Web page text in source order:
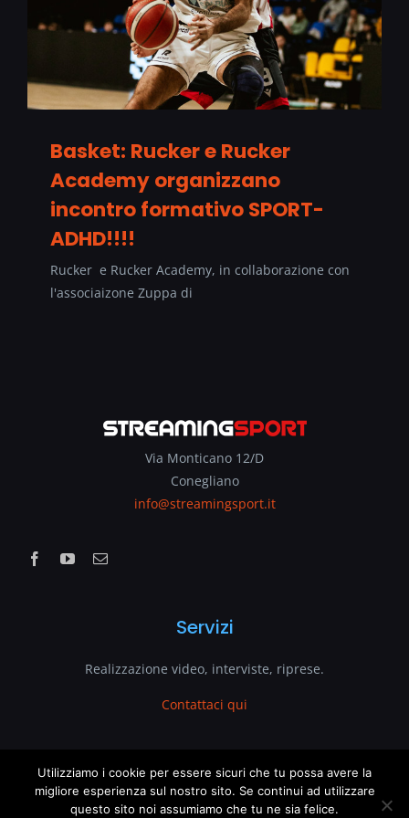
Basket: Rucker e Rucker
Academy organizzano
incontro formativo SPORT-
ADHD!!!!
Rucker e Rucker Academy, in collaborazione con
l'associaizone Zuppa di
Via Monticano 12/D
Conegliano
info@streamingsport.it
Servizi
Realizzazione video, interviste, riprese.
Contattaci qui
www.streamingsport.it
Utilizziamo i cookie per essere sicuri che tu possa avere la
migliore esperienza sul nostro sito. Se continui ad utilizzare
questo sito noi assumiamo che tu ne sia felice.